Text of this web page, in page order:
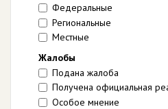
Федеральные
Региональные
Местные
Жалобы
Подана жалоба
Получена официальная
Особое мнение